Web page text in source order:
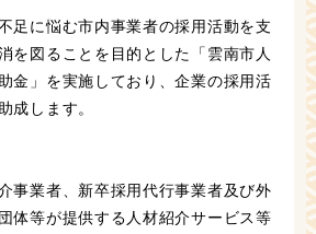
足に悩む市内事業者の採用活動を支
を図ることを目的とした「雲南市人
金」を実施しており、企業の採用活
成します。
事業者、新卒採用代行事業者及び外
体等が提供する人材紹介サービス等